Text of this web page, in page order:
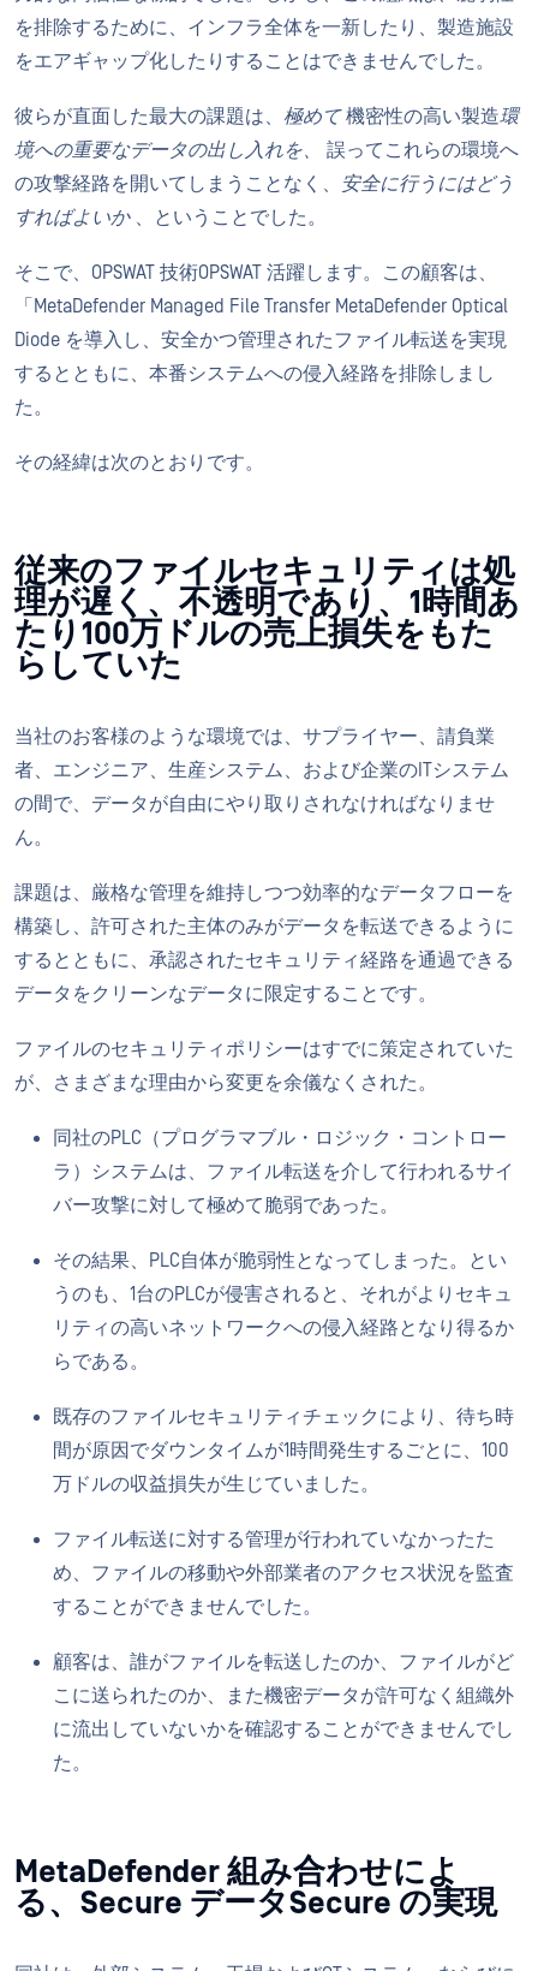
を排除するために、インフラ全体を一新したり、製造施設
をエアギャップ化したりすることはできませんでした。
彼らが直面した最大の課題は、 極めて機密性の高い製造環
境への重要なデータの出し入れを、 誤ってこれらの環境へ
の攻撃経路を開いてしまうことなく、
安全に行うにはどう
すればよいか 、ということでした。
そこで、OPSWAT 技術OPSWAT 活躍します。この顧客は、
「MetaDefender Managed File Transfer MetaDefender Optical
Diode を導入し、安全かつ管理されたファイル転送を実現
するとともに、本番システムへの侵入経路を排除しまし
た。
その経緯は次のとおりです。
従来のファイルセキュリティは処
理が遅く、不透明であり、1時間あ
たり100万ドルの売上損失をもた
らしていた
当社のお客様のような環境では、サプライヤー、請負業
者、エンジニア、生産システム、および企業のITシステム
の間で、データが自由にやり取りされなければなりませ
ん。
課題は、厳格な管理を維持しつつ効率的なデータフローを
構築し、許可された主体のみがデータを転送できるように
するとともに、承認されたセキュリティ経路を通過できる
データをクリーンなデータに限定することです。
ファイルのセキュリティポリシーはすでに策定されていた
が、さまざまな理由から変更を余儀なくされた。
同社のPLC（プログラマブル・ロジック・コントロー
ラ）システムは、ファイル転送を介して行われるサイ
バー攻撃に対して極めて脆弱であった。
その結果、PLC自体が脆弱性となってしまった。とい
うのも、1台のPLCが侵害されると、それがよりセキュ
リティの高いネットワークへの侵入経路となり得るか
らである。
既存のファイルセキュリティチェックにより、待ち時
間が原因でダウンタイムが1時間発生するごとに、100
万ドルの収益損失が生じていました。
ファイル転送に対する管理が行われていなかったた
め、ファイルの移動や外部業者のアクセス状況を監査
することができませんでした。
顧客は、誰がファイルを転送したのか、ファイルがど
こに送られたのか、また機密データが許可なく組織外
に流出していないかを確認することができませんでし
た。
MetaDefender 組み合わせによ
る、Secure データSecure の実現